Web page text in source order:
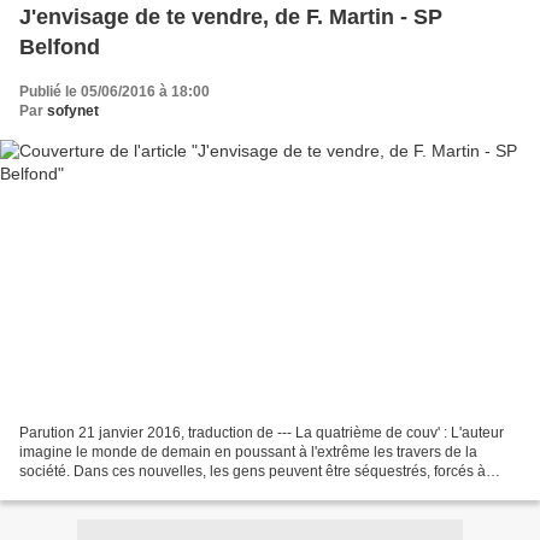
J'envisage de te vendre, de F. Martin - SP
Belfond
Publié le 05/06/2016 à 18:00
Par sofynet
Parution 21 janvier 2016, traduction de --- La quatrième de couv' : L'auteur
imagine le monde de demain en poussant à l'extrême les travers de la
société. Dans ces nouvelles, les gens peuvent être séquestrés, forcés à